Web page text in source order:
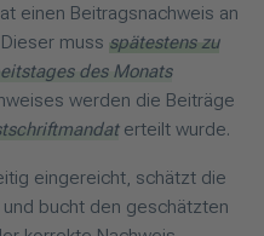
einen Beitragsnachweis an
muss spätestens zu
des Monats
werden die Beiträge
erteilt wurde.
eingereicht, schätzt die
bucht den geschätzten